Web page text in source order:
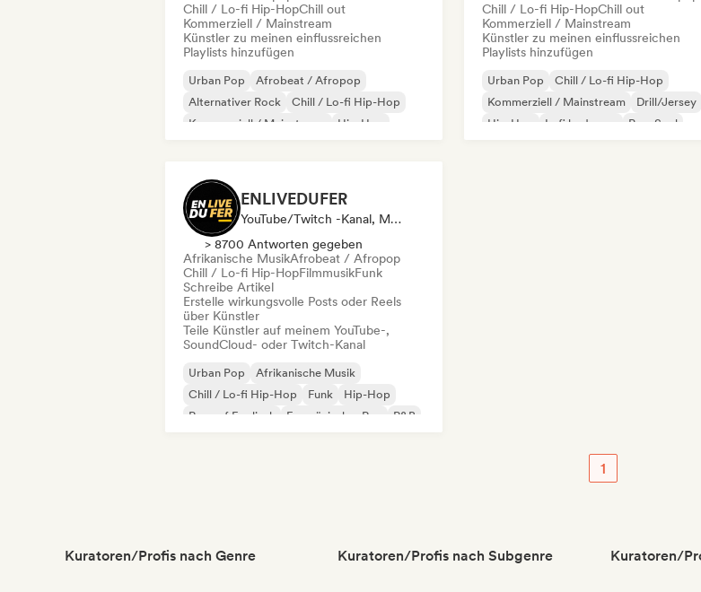
Chill / Lo-fi Hip-HopChill out
Kommerziell / Mainstream
Künstler zu meinen einflussreichen
Playlists hinzufügen
Urban Pop
Afrobeat / Afropop
Alternativer Rock
Chill / Lo-fi Hip-Hop
Kommerziell / Mainstream
Hip-Hop
Chill / Lo-fi Hip-HopChill out
Kommerziell / Mainstream
Künstler zu meinen einflussreichen
Playlists hinzufügen
Urban Pop
Chill / Lo-fi Hip-Hop
Kommerziell / Mainstream
Drill/Jersey
Hip-Hop
Lofi bedroom
Pop-Soul
ENLIVEDUFER
YouTube/Twitch -Kanal, Media Outlet/Journalist, Social Media Influencer
> 8700 Antworten gegeben
Afrikanische MusikAfrobeat / Afropop
Chill / Lo-fi Hip-HopFilmmusikFunk
Schreibe Artikel
Erstelle wirkungsvolle Posts oder Reels
über Künstler
Teile Künstler auf meinem YouTube-,
SoundCloud- oder Twitch-Kanal
Urban Pop
Afrikanische Musik
Chill / Lo-fi Hip-Hop
Funk
Hip-Hop
Rap auf Englisch
Französischer Rap R&B
1
Kuratoren/Profis nach Genre Kuratoren/Profis nach Subgenre Kuratoren/